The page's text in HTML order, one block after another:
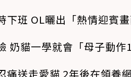
下班 OL曬出「熱情迎賓
奶貓一學就會「母子動
痛送走愛貓 2年後在領養